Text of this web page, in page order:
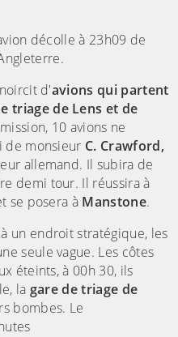
décolle à 23h09 de
d'avions qui partent
triage de Lens et de
10 avions ne
de monsieur C. Crawford,
allemand. Il subira de
demi tour. Il réussira à
se posera à Manstone.
un endroit stratégique, les
seule vague. Les côtes
éteints, à 00h 30, ils
la gare de triage de
bombes. Le